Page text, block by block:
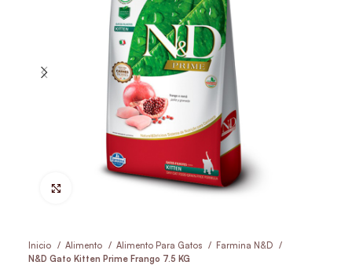
Inicio Alimento Alimento Para Gatos
Farmina N&D
N&D Gato Kitten Prime Frango 7.5 KG